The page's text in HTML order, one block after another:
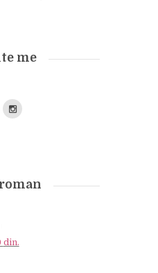
me
din.Current